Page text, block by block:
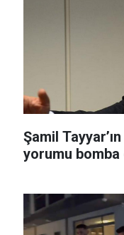
Şamil
yorumu bomba